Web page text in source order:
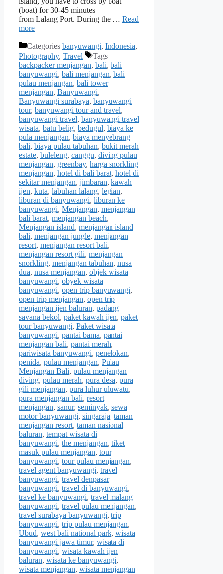
(boat) for 30-45 minutes
from Lalang Port. During the … Read
more
Categories banyuwangi, Indonesia,
Photography, Travel
Tags
backpacker menjangan, bali, bali
banyuwangi, bali menjangan, bali
pulau menjangan, bali tower
menjangan, Banyuwangi,
Banyuwangi surabaya, banyuwangi
tour, banyuwangi tour and travel,
banyuwangi travel, banyuwangi travel
wisata, batu belig, bedugul, biaya ke
pula menjangan, biaya menyebrang
bali, biaya pulau tabuhan, bukit merah
estate, buleleng, canggu, diving pulau
menjangan, greenbay, harga snorkling
menjangan, hotel di bali barat, hotel di
sekitar menjangan, jimbaran, kawah
ijen, kuta, labuhan lalang, legian,
liburan di banyuwangi, liburan ke
banyuwangi, Menjangan, menjangan
bali barat, menjangan beach,
Menjangan island, menjangan island
bali, menjangan jungle, menjangan
resort, menjangan resort bali,
menjangan resort gili, menjangan
snorkling, menjangan tabuhan, nusa
dua, nusa menjangan, objek wisata
banyuwangi, obyek wisata
banyuwangi, open trip banyuwangi,
open trip menjangan, open trip
menjangan ijen baluran, padang
savana bekol, paket kawah ijen, paket
tour banyuwangi, Paket wisata
banyuwangi, pantai bama, pantai
menjangan bali, pantai merah,
pariwisata banyuwangi, penelokan,
penida, pulau menjangan, Pulau
Menjangan Bali, pulau menjangan
diving, pulau merah, pura desa, pura
gili menjangan, pura luhur uluwatu,
pura menjangan bali, resort
menjangan, sanur, seminyak, sewa
motor banyuwangi, singaraja, taman
menjangan resort, taman nasional
baluran, tempat wisata di
banyuwangi, the menjangan, tiket
masuk pulau menjangan, tour
banyuwangi, tour pulau menjangan,
travel agent banyuwangi, travel
banyuwangi, travel denpasar
banyuwangi, travel di banyuwangi,
travel ke banyuwangi, travel malang
banyuwangi, travel pulau menjangan,
travel surabaya banyuwangi, trip
banyuwangi, trip pulau menjangan,
Ubud, west bali national park, wisata
banyuwangi jawa timur, wisata di
banyuwangi, wisata kawah ijen
baluran, wisata ke banyuwangi,
wisata menjangan, wisata menjangan